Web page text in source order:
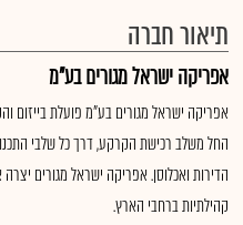
תיאור חברה
אפריקה ישראל מגורים בע"מ
אפריקה ישראל מגורים בע"מ פועלת בייזום
החל משלב רכישת הקרקע, דרך כל שלבי
הדירות ואכלוסן. אפריקה ישראל מגורים
קהילתיות ברחבי הארץ.